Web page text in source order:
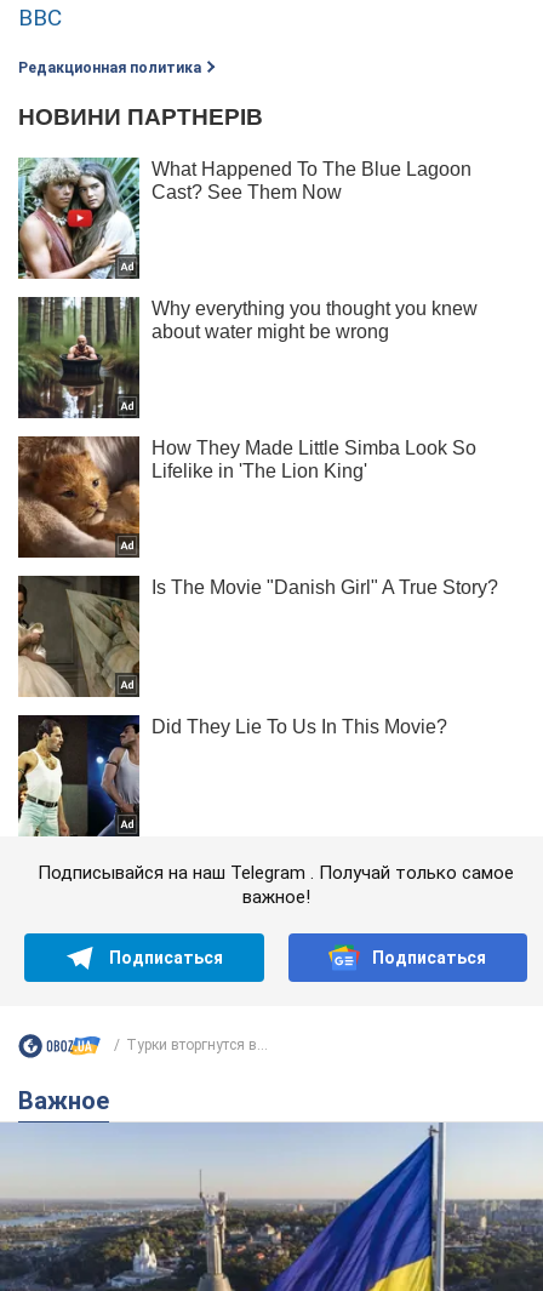
BBC
Редакционная политика
Подписывайся на наш Telegram . Получай только самое
важное!
Подписаться Подписаться
Турки вторгнутся в...
Важное